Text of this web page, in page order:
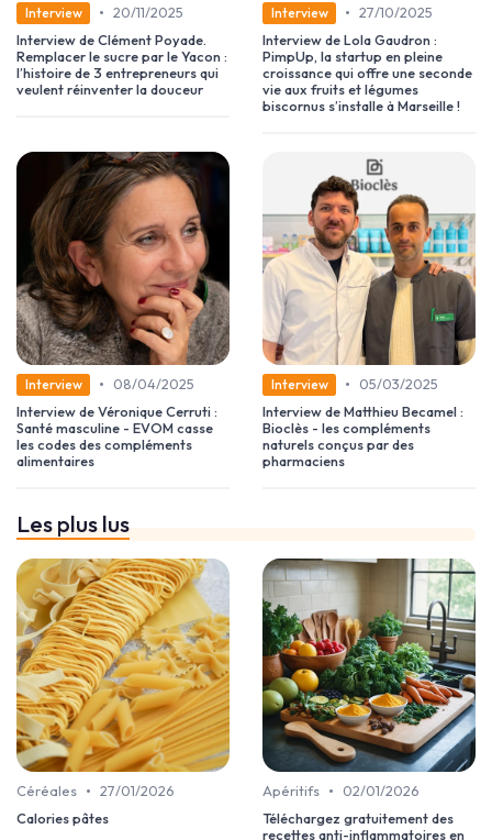
Interview • 20/11/2025
Interview de Clément Poyade.
Remplacer le sucre par le Yacon :
l’histoire de 3 entrepreneurs qui
veulent réinventer la douceur
Interview • 27/10/2025
Interview de Lola Gaudron :
PimpUp, la startup en pleine
croissance qui offre une seconde
vie aux fruits et légumes
biscornus s’installe à Marseille !
Interview •
08/04/2025
Interview de Véronique Cerruti :
Santé masculine - EVOM casse
les codes des compléments
alimentaires
Interview •
05/03/2025
Interview de Matthieu Becamel :
Bioclès - les compléments
naturels conçus par des
pharmaciens
Les plus lus
Céréales • 27/01/2026
Calories pâtes
Apéritifs •
02/01/2026
Téléchargez gratuitement des
recettes anti-inflammatoires en